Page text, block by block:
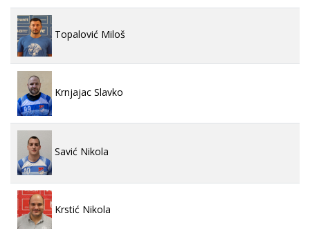
Topalović Miloš
Krnjajac Slavko
Savić Nikola
Krstić Nikola